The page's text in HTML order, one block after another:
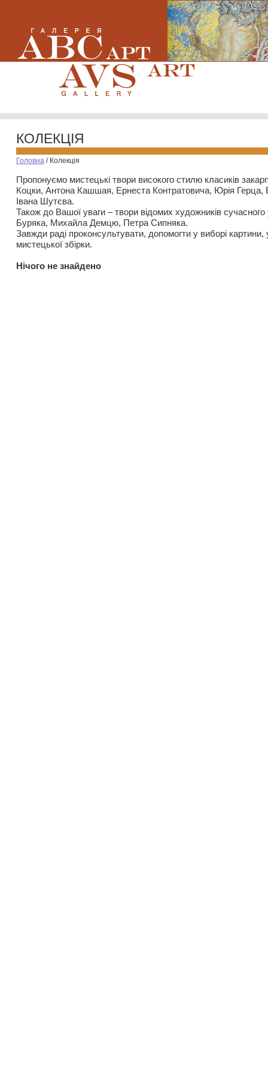
КОЛЕКЦІЯ
Головна / Колекція
Пропонуємо мистецькі твори високого стилю класиків
Коцки, Антона Кашшая, Ернеста Контратовича, Юрія
Івана Шутєва.
Також до Вашої уваги – твори відомих художників
Буряка, Михайла Демцю, Петра Сипняка.
Завжди раді проконсультувати, допомогти у виборі картини,
мистецької збірки.
Нiчого не знайдено